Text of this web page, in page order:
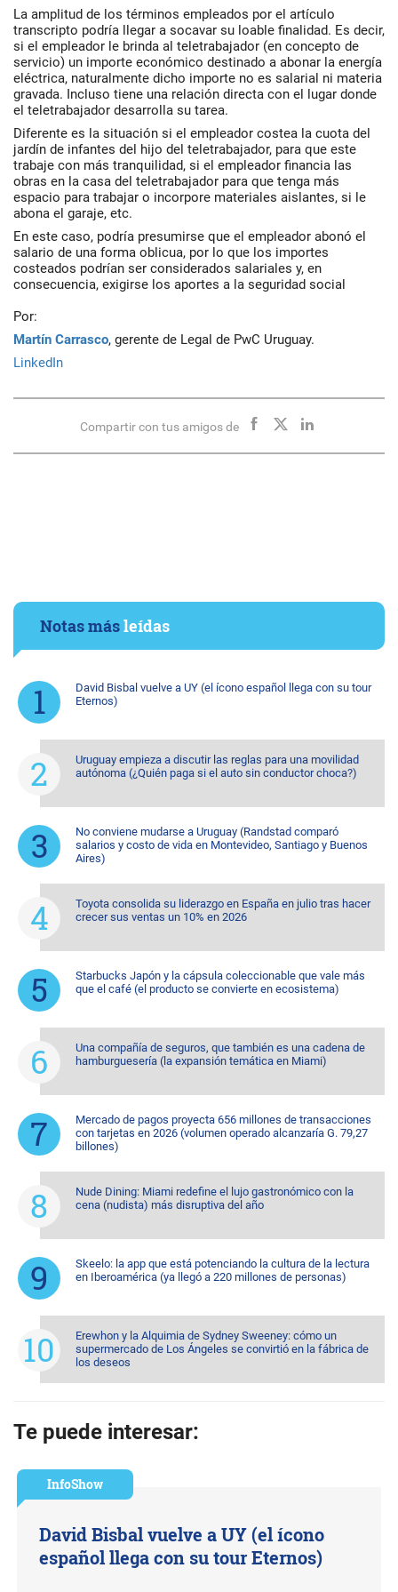
La amplitud de los términos empleados por el artículo
transcripto podría llegar a socavar su loable finalidad. Es decir,
si el empleador le brinda al teletrabajador (en concepto de
servicio) un importe económico destinado a abonar la energía
eléctrica, naturalmente dicho importe no es salarial ni materia
gravada. Incluso tiene una relación directa con el lugar donde
el teletrabajador desarrolla su tarea.
Diferente es la situación si el empleador costea la cuota del
jardín de infantes del hijo del teletrabajador, para que este
trabaje con más tranquilidad, si el empleador financia las
obras en la casa del teletrabajador para que tenga más
espacio para trabajar o incorpore materiales aislantes, si le
abona el garaje, etc.
En este caso, podría presumirse que el empleador abonó el
salario de una forma oblicua, por lo que los importes
costeados podrían ser considerados salariales y, en
consecuencia, exigirse los aportes a la seguridad social
Por:
Martín Carrasco, gerente de Legal de PwC Uruguay.
LinkedIn
Compartir con tus amigos de
Notas másleídas
David Bisbal vuelve a UY (el ícono español llega con su tour
Eternos)
Uruguay empieza a discutir las reglas para una movilidad
autónoma (¿Quién paga si el auto sin conductor choca?)
No conviene mudarse a Uruguay (Randstad comparó
salarios y costo de vida en Montevideo, Santiago y Buenos
Aires)
Toyota consolida su liderazgo en España en julio tras hacer
crecer sus ventas un 10% en 2026
Starbucks Japón y la cápsula coleccionable que vale más
que el café (el producto se convierte en ecosistema)
Una compañía de seguros, que también es una cadena de
hamburguesería (la expansión temática en Miami)
Mercado de pagos proyecta 656 millones de transacciones
con tarjetas en 2026 (volumen operado alcanzaría G. 79,27
billones)
Nude Dining: Miami redefine el lujo gastronómico con la
cena (nudista) más disruptiva del año
Skeelo: la app que está potenciando la cultura de la lectura
en Iberoamérica (ya llegó a 220 millones de personas)
Erewhon y la Alquimia de Sydney Sweeney: cómo un
supermercado de Los Ángeles se convirtió en la fábrica de
los deseos
Te puede interesar:
InfoShow
David Bisbal vuelve a UY (el ícono
español llega con su tour Eternos)